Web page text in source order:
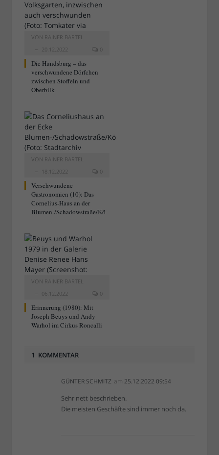
VON RAINER BARTEL
20.12.2022
0
Die Hundsburg – das
verschwundene Dörfchen
zwischen Stoffeln und
Oberbilk
VON RAINER BARTEL
18.12.2022
0
Verschwundene
Gastronomien (10): Das
Cornelius-Haus an der
Blumen-/Schadowstraße/Kö
VON RAINER BARTEL
06.12.2022
0
Erinnerung (1980): Mit
Joseph Beuys und Andy
Warhol im Cirkus Roncalli
1 KOMMENTAR
GÜNTER SCHMITZ am 25.12.2022 09:54
Sehr nett beschrieben.
Die meisten Geschäfte sind immer noch da.